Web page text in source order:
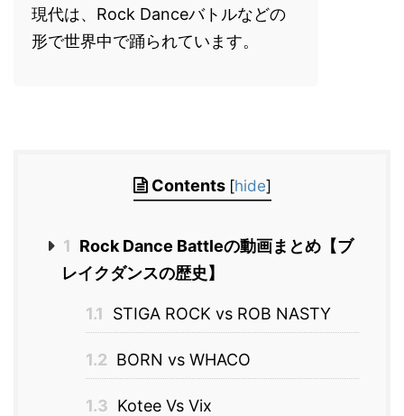
現代は、 Rock Danceバトルなどの
形で世界中で踊られています。
Contents [hide]
1 Rock Dance Battleの動画まとめ【ブ
レイクダンスの歴史】
1.1 STIGA ROCK vs ROB NASTY
1.2 BORN vs WHACO
1.3 Kotee Vs Vix